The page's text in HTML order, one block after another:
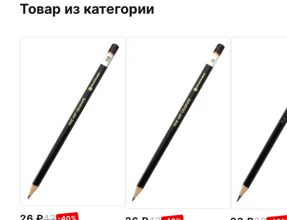
Товар из категории
-40%